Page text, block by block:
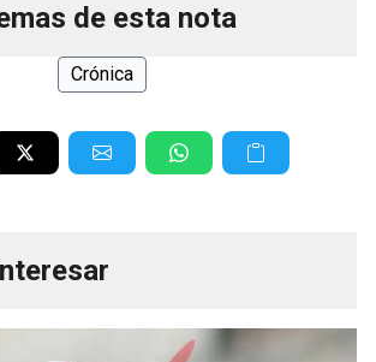
de esta nota
Crónica